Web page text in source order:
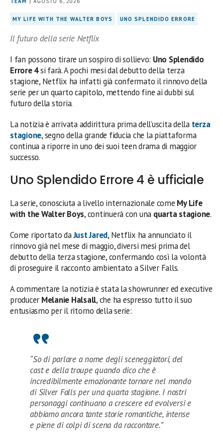
MY LIFE WITH THE WALTER BOYS UNO SPLENDIDO ERRORE
Il futuro della serie Netflix
I fan possono tirare un sospiro di sollievo: Uno Splendido
Errore 4si farà. A pochi mesi dal debutto della terza
stagione, Netflix ha infatti già confermato il rinnovo della
serie per un quarto capitolo, mettendo fine ai dubbi sul
futuro della storia.
La notizia è arrivata addirittura prima dell’uscita della terza
stagione, segno della grande fiducia che la piattaforma
continua a riporre in uno dei suoi teen drama di maggior
successo.
Uno Splendido Errore 4 è ufficiale
La serie, conosciuta a livello internazionale come My Life
with the Walter Boys, continuerà con una quarta stagione.
Come riportato daJust Jared, Netflix ha annunciato il
rinnovo già nel mese di maggio, diversi mesi prima del
debutto della terza stagione, confermando così la volontà
di proseguire il racconto ambientato a Silver Falls.
A commentare la notizia è stata la showrunner ed executive
producer Melanie Halsall, che ha espresso tutto il suo
entusiasmo per il ritorno della serie:
“So di parlare a nome degli sceneggiatori, del
cast e della troupe quando dico che è
incredibilmente emozionante tornare nel mondo
di Silver Falls per una quarta stagione. I nostri
personaggi continuano a crescere ed evolversi e
abbiamo ancora tante storie romantiche, intense
e piene di colpi di scena da raccontare.”